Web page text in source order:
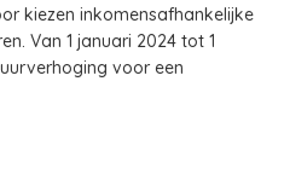
kiezen inkomensafhankelijke
Van 1 januari 2024 tot 1
voor een